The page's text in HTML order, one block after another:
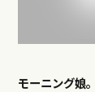
モーニング娘